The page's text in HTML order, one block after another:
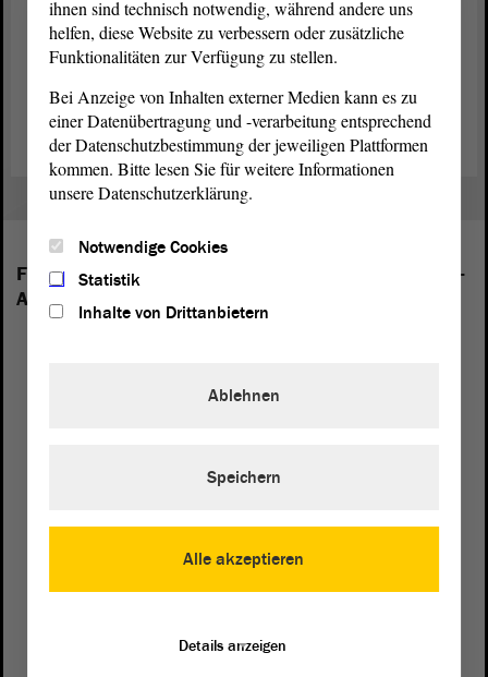
und schreibt seit einigen Jahren auch Gedichte.
Beide Ausstellungen können bis zum 22. Mai, von Montag bis
Freitag, in der Zeit von 8 bis 18 Uhr im Parlamentsgebäude am
Domplatz 6 – 9 in Magdeburg besucht werden. Der Eintritt ist frei.
Folgende Fraktionen sind im Landtag von Sachsen-
Anhalt vertreten:
ihnen sind technisch notwendig, während andere uns
helfen, diese Website zu verbessern oder zusätzliche
Funktionalitäten zur Verfügung zu stellen.
Bei Anzeige von Inhalten externer Medien kann es zu
einer Datenübertragung und -verarbeitung entsprechend
der Datenschutzbestimmung der jeweiligen Plattformen
kommen. Bitte lesen Sie für weitere Informationen
unsere Datenschutzerklärung.
Notwendige Cookies
Statistik
Inhalte von Drittanbietern
Alle akzeptieren
Ablehnen
Speichern
Details anzeigen